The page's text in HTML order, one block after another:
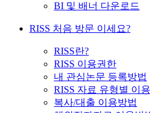
BI 및 배너 다운로드
RISS 처음 방문 이세요?
RISS란?
RISS 이용권한
내 관심논문 등록방법
RISS 자료 유형별 이
복사/대출 이용방법